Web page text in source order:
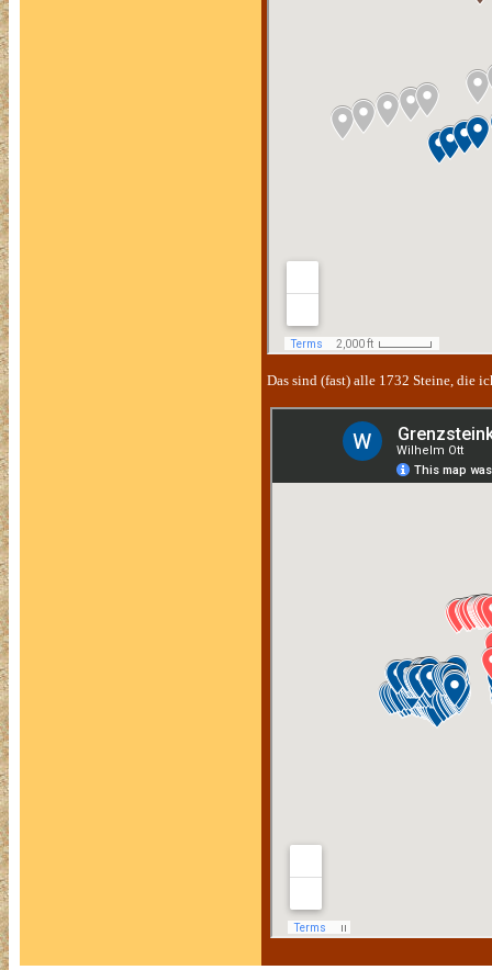
Das sind (fast) alle 1732 Steine, die